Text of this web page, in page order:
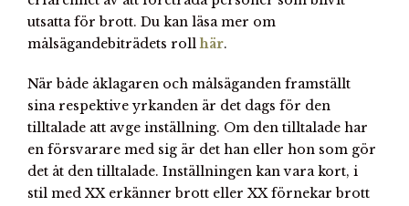
utsatta för brott. Du kan läsa mer om
målsägandebiträdets rollhär.
När både åklagaren och målsäganden framställt
sina respektive yrkanden är det dags för den
tilltalade att avge inställning. Om den tilltalade har
en försvarare med sig är det han eller hon som gör
det åt den tilltalade. Inställningen kan vara kort, i
stil med XX erkänner brott eller XX förnekar brott